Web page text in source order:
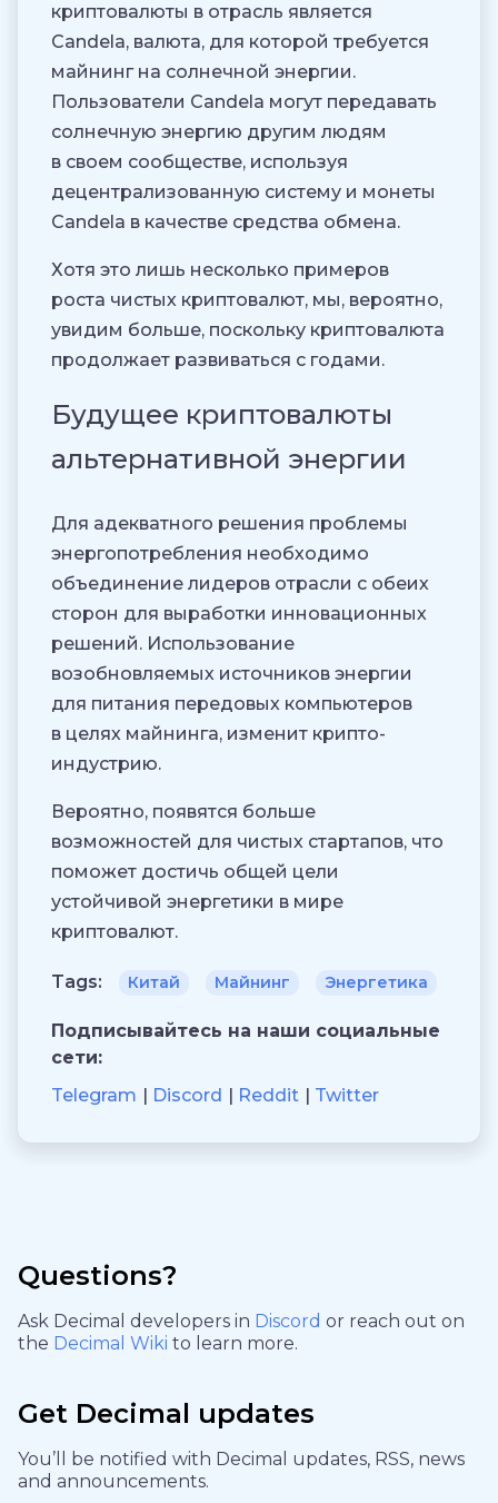
криптовалюты в отрасль является
Candela, валюта, для которой требуется
майнинг на солнечной энергии.
Пользователи Candela могут передавать
солнечную энергию другим людям
в своем сообществе, используя
децентрализованную систему и монеты
Candela в качестве средства обмена.
Хотя это лишь несколько примеров
роста чистых криптовалют, мы, вероятно,
увидим больше, поскольку криптовалюта
продолжает развиваться с годами.
Будущее криптовалюты
альтернативной энергии
Для адекватного решения проблемы
энергопотребления необходимо
объединение лидеров отрасли с обеих
сторон для выработки инновационных
решений. Использование
возобновляемых источников энергии
для питания передовых компьютеров
в целях майнинга, изменит крипто-
индустрию.
Вероятно, появятся больше
возможностей для чистых стартапов, что
поможет достичь общей цели
устойчивой энергетики в мире
криптовалют.
Tags: Китай Майнинг Энергетика
Подписывайтесь на наши социальные
сети:
Telegram
Discord Reddit Twitter
Questions?
Ask Decimal developers in Discord or reach out on
the Decimal Wiki to learn more.
Get Decimal updates
You’ll be notified with Decimal updates, RSS, news
and announcements.